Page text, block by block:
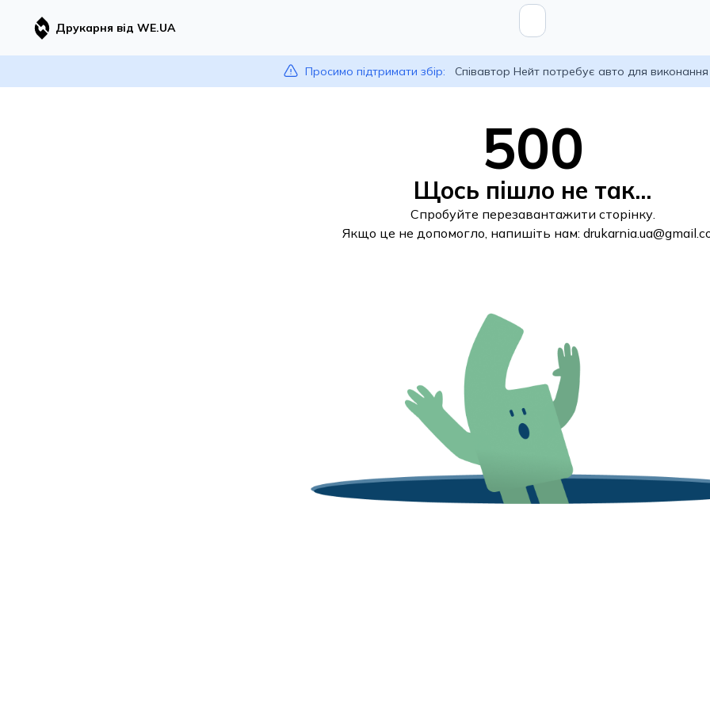
Друкарня від WE.UA
Просимо підтримати збір: Співавтор Нейт потребує авто для
500
Щось пішло не так...
Спробуйте перезавантажити сторінку.
Якщо це не допомогло, напишіть нам: